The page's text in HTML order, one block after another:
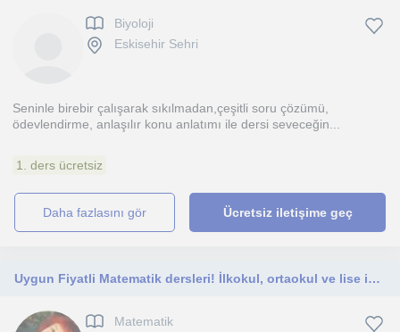
Biyoloji
Eskisehir Sehri
Seninle birebir çalışarak sıkılmadan,çeşitli soru çözümü,
ödevlendirme, anlaşılır konu anlatımı ile dersi seveceğin...
1. ders ücretsiz
daha fazlasını gör Ücretsiz iletişime geç
Uygun Fiyatli Matematik dersleri! İlkokul, ortaokul ve lise için
Matematik